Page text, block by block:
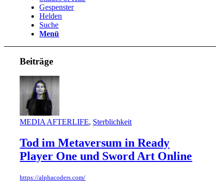
Gespenster
Helden
Suche
Menü
Beiträge
MEDIA AFTERLIFE, Sterblichkeit
Tod im Metaversum in Ready
Player One und Sword Art Online
https://alphacoders.com/